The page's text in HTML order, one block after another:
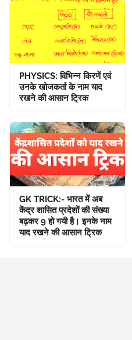
PHYSICS: विभिन्न किरणें एवं
उनके खोजकर्ता के नाम याद
रखने की आसान ट्रिक
GK TRICK:- भारत में अब
केंद्र शासित प्रदेशों की संख्या
बढ़कर 9 हो गयी है। इनके नाम
याद रखने की आसान ट्रिक